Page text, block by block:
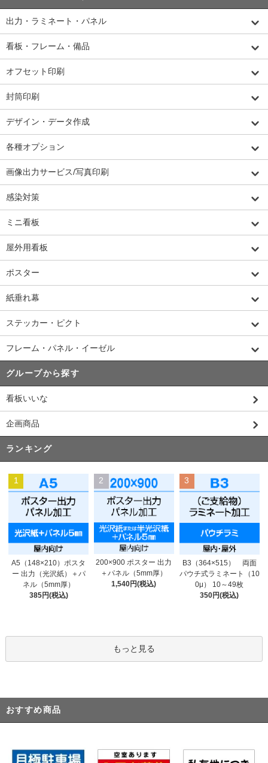
出力・ラミネート・パネル
看板・フレーム・備品
オフセット印刷
封筒印刷
デザイン・データ作成
各種オプション
画像出力サービス/写真印刷
感染対策
ミニ看板
屋外用看板
ポスター
紙垂れ幕
ステッカー・ピクト
フレーム・パネル・イーゼル
グループから探す
看板いいな
企画商品
ランキング
1
A5（148×210）ポスタ
ー 出力（光沢紙）＋パ
ネル（5mm厚）
385円(税込)
2
200×900 ポスター 出力
＋パネル（5mm厚）
1,540円(税込)
3
B3（364×515） 両面
パウチ式ラミネート（10
0μ） 10～49枚
350円(税込)
もっと見る
おすすめ商品